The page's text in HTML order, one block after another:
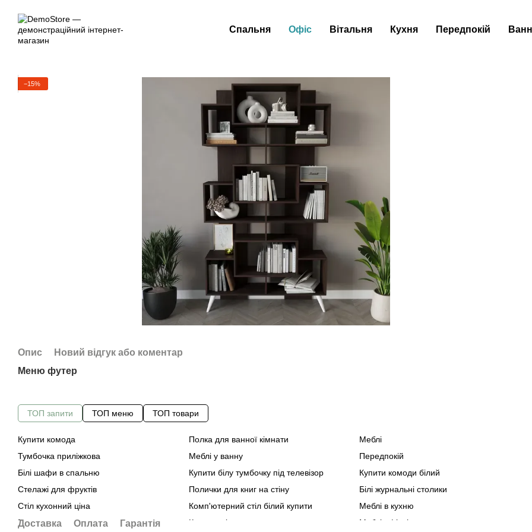
Спальня Офіс Вітальня Кухня Передпокій
−15%
Опис
Новий відгук або коментар
Меню футер
ТОП запити ТОП меню ТОП товари
Купити комода Полка для ванної кімнати
Меблі
Тумбочка приліжкова
Меблі у ванну
Передпокій
Білі шафи в спальню
Купити білу тумбочку під телевізор
Купити комоди білий
Стелажі для фруктів
Полички для книг на стіну
Білі журнальні столики
Стіл кухонний ціна
Комп'ютерний стіл білий купити
Меблі в кухню
Поличка у ванну над пральною машиною
Купити стіл для пк
Меблі офісні купити
Доставка Оплата Гарантія